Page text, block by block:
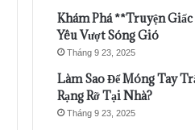
Khám Phá **Truyện
Yêu Vượt Sóng Gió
Tháng 9 23, 2025
Làm Sao Để Móng Tay
Rạng Rỡ Tại Nhà?
Tháng 9 23, 2025